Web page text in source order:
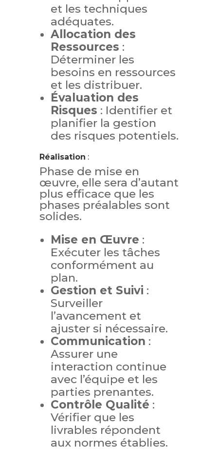
et les techniques
adéquates.
Allocation des
Ressources :
Déterminer les
besoins en ressources
et les distribuer.
Évaluation des
Risques : Identifier et
planifier la gestion
des risques potentiels.
Réalisation :
Phase de mise en
œuvre, elle sera d’autant
plus efficace que les
phases préalables sont
solides.
Mise en Œuvre :
Exécuter les tâches
conformément au
plan.
Gestion et Suivi :
Surveiller
l’avancement et
ajuster si nécessaire.
Communication :
Assurer une
interaction continue
avec l’équipe et les
parties prenantes.
Contrôle Qualité :
Vérifier que les
livrables répondent
aux normes établies.